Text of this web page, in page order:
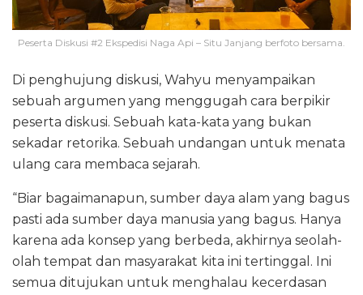
Peserta Diskusi #2 Ekspedisi Naga Api – Situ Janjang berfoto bersama.
Di penghujung diskusi, Wahyu menyampaikan
sebuah argumen yang menggugah cara berpikir
peserta diskusi. Sebuah kata-kata yang bukan
sekadar retorika. Sebuah undangan untuk menata
ulang cara membaca sejarah.
“Biar bagaimanapun, sumber daya alam yang bagus
pasti ada sumber daya manusia yang bagus. Hanya
karena ada konsep yang berbeda, akhirnya seolah-
olah tempat dan masyarakat kita ini tertinggal. Ini
semua ditujukan untuk menghalau kecerdasan